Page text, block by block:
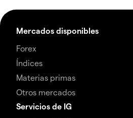
Mercados disponibles
Forex
Índices
Materias primas
Otros mercados
Servicios de IG